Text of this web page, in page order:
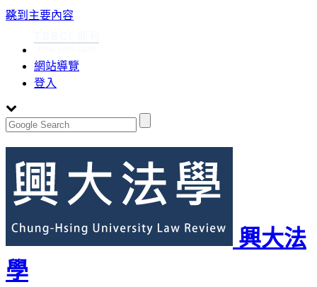
跳到主要內容
:::
網站導覽
登入
興大法
學